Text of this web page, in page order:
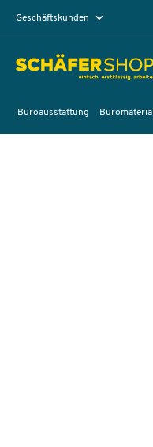
Geschäftskunden
Büroausstattung Büromaterial